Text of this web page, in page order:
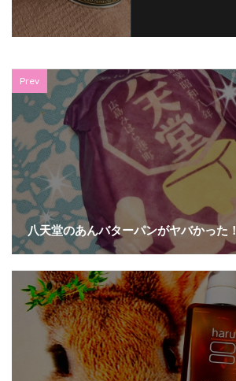
Prev
八天堂のあんバターパンがヤバかった！